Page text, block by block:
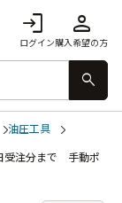
login
ログイン
person
購入希望の方
search
油圧工具
受注分まで 手動ポ